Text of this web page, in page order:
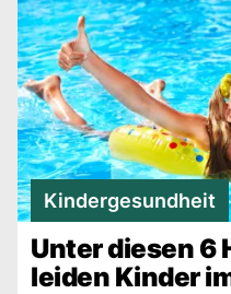
Kindergesundheit
Unter diesen 6
leiden Kinder